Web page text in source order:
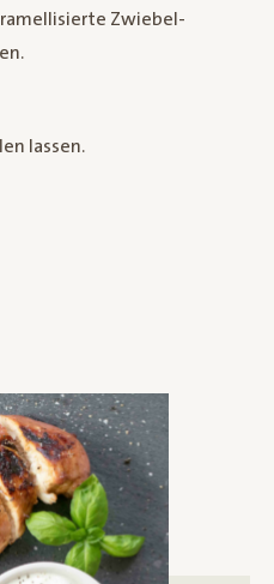
Zwiebel-
lassen.